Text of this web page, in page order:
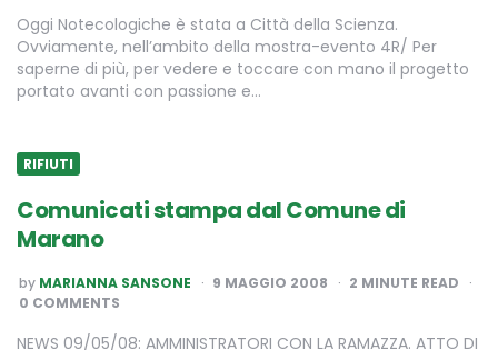
Oggi Notecologiche è stata a Città della Scienza.
Ovviamente, nell’ambito della mostra-evento 4R/ Per
saperne di più, per vedere e toccare con mano il progetto
portato avanti con passione e…
RIFIUTI
Comunicati stampa dal Comune di
Marano
POSTED
BY
by MARIANNA SANSONE 9 MAGGIO 2008 2 MINUTE READ
0 COMMENTS
NEWS 09/05/08: AMMINISTRATORI CON LA RAMAZZA. ATTO DI